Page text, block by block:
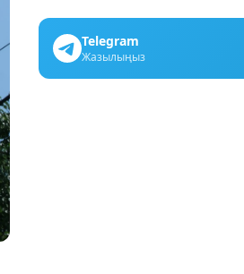
Telegram
Жазылыңыз